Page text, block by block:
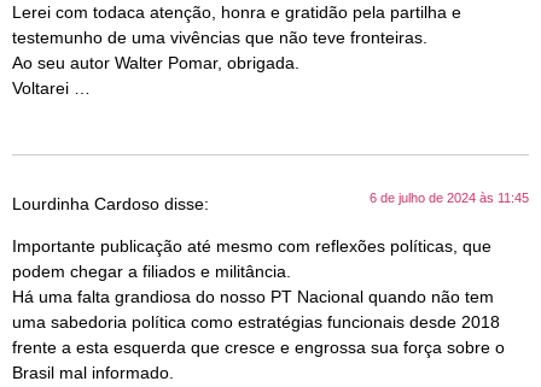
Lerei com todaca atenção, honra e gratidão pela partilha e
testemunho de uma vivências que não teve fronteiras.
Ao seu autor Walter Pomar, obrigada.
Voltarei …
Lourdinha Cardoso disse: 6 de julho de 2024 às 11:45
Importante publicação até mesmo com reflexões políticas, que
podem chegar a filiados e militância.
Há uma falta grandiosa do nosso PT Nacional quando não tem
uma sabedoria política como estratégias funcionais desde 2018
frente a esta esquerda que cresce e engrossa sua força sobre o
Brasil mal informado.